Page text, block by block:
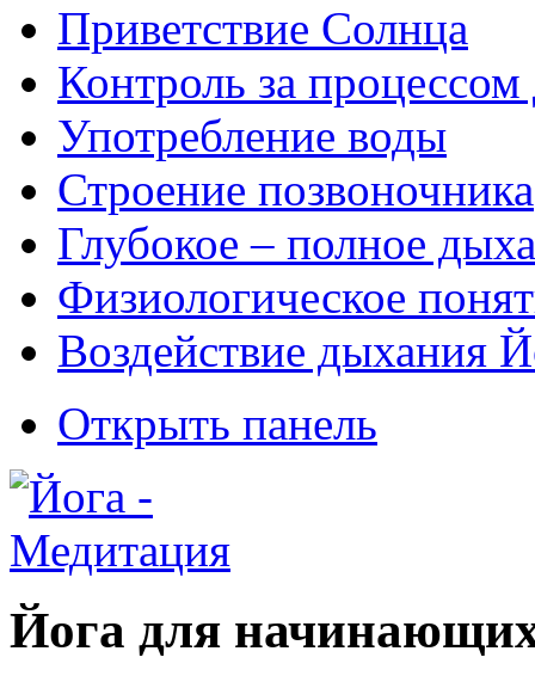
Приветствие Солнца
Контроль за
Употребление воды
Строение позвоночника
Глубокое – полное
Физиологическое
Воздействие дыхания
Открыть панель
Йога для